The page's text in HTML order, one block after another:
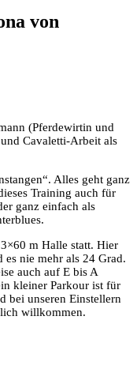
von
(Pferdewirtin und
Cavaletti-Arbeit als
Alles geht ganz
Training auch für
ganz einfach als
m Halle statt. Hier
nie mehr als 24 Grad.
auch auf E bis A
kleiner Parkour ist für
bei unseren Einstellern
willkommen.